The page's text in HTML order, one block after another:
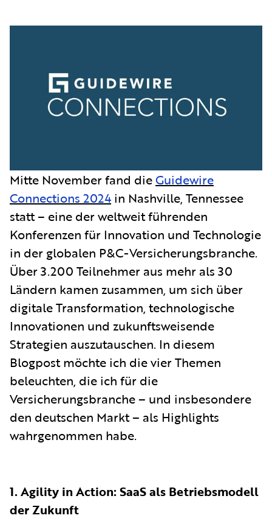
Mitte November fand dieGuidewire
Connections 2024 in Nashville, Tennessee
statt – eine der weltweit führenden
Konferenzen für Innovation und Technologie
in der globalen P&C-Versicherungsbranche.
Über 3.200 Teilnehmer aus mehr als 30
Ländern kamen zusammen, um sich über
digitale Transformation, technologische
Innovationen und zukunftsweisende
Strategien auszutauschen. In diesem
Blogpost möchte ich die vier Themen
beleuchten, die ich für die
Versicherungsbranche – und insbesondere
den deutschen Markt – als Highlights
wahrgenommen habe.
1. Agility in Action: SaaS als Betriebsmodell
der Zukunft